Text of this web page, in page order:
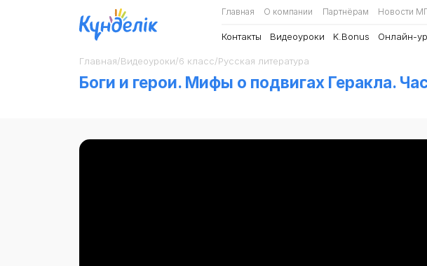
Главная О компании Партнёрам Новости
Контакты Видеоуроки K.Bonus Онлайн-
Главная/Видеоуроки/6 класс/Русская литература
Боги и герои. Мифы о подвигах Геракла.